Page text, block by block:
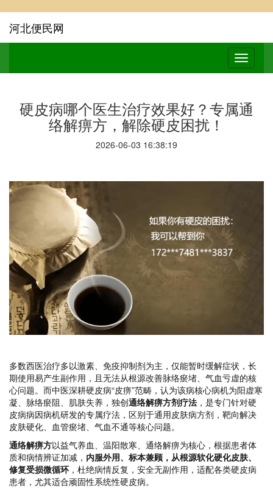
河北便民网
硬皮病哪个医生治疗效果好？专属通
络解痹方，解除硬皮困扰！
2026-06-03 16:38:19
多数西医治疗多以激素、免疫抑制剂为主，仅能暂时缓解症状，长
期使用易产生副作用，且无法从根源改善脉络瘀堵、气血亏虚的核
心问题。而中医深耕硬皮病“皮痹”范畴，认为该病核心病机为阳虚寒
凝、脉络瘀阻、肌肤失养，独创通络解痹方剂疗法 ，是专门针对硬
皮病病因病机研发的专属疗法，区别于通用皮肤病方剂，靶向解决
皮肤硬化、血管瘀堵、气血不通等核心问题。
通络解痹方以益气养血、温阳散寒、通络解痹为核心，根据患者体
质和病情辨证加减， 内服外用、标本兼顾，从根源软化硬化皮肤、
修复受损微循环，杜绝病情反复，安全无副作用，适配各类硬皮病
患者，尤其适合顽固性系统性硬皮病。